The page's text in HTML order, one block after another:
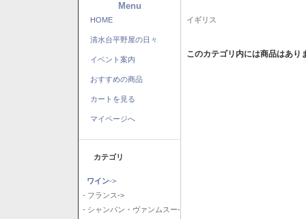
Menu
HOME
清水台平野屋の日々
イベント案内
おすすめの商品
カートを見る
マイページへ
カテゴリ
ワイン->
- フランス->
- シャンパン・ヴァンムスー-
イギリス
このカテゴリ内には商品はあり